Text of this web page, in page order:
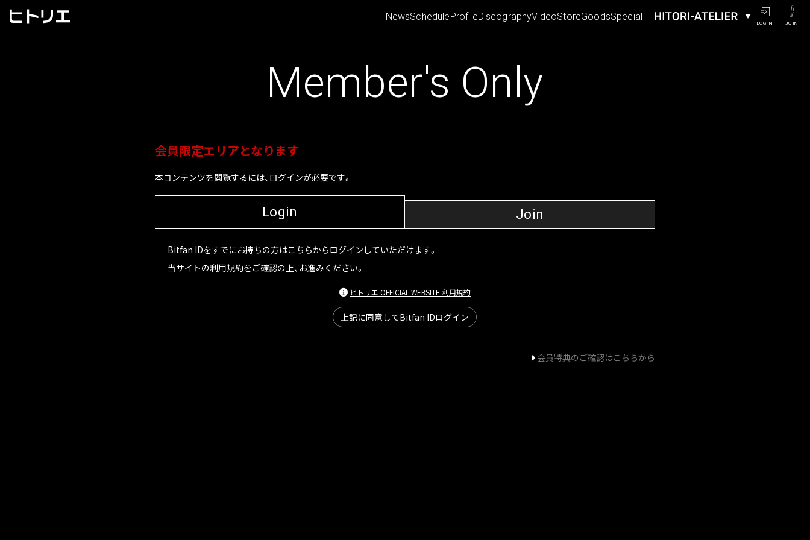
NewsScheduleProfileDiscographyVideoStoreGoodsSpecial
LOGIN JOIN
Member's Only
会員限定エリアとなります
本コンテンツを閲覧するには、ログインが必要です。
Login Join
Bitfan IDをすでにお持ちの方はこちらからログインしていただけます。
当サイトの利用規約をご確認の上、お進みください。
ヒトリエ OFFICIAL WEBSITE 利用規約
上記に同意してBitfan IDログイン
会員特典のご確認はこちらから